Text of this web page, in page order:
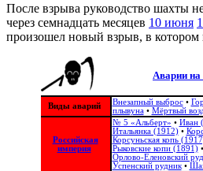
После взрыва руководство шахты
через семнадцать месяцев 10 июня
произошел новый взрыв, в котором
Аварии
Виды аварий Внезапный выброс•
плывуна• Мёртвый
Российская
империя
№ 5 «Альберт» • Иван
Итальянка (1912)•
Корсуньская копь
Рыковские копи (1891)•
Орлово-Еленовский
Успенский рудник•